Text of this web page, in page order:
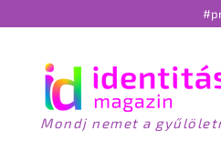
Mondj nemet a